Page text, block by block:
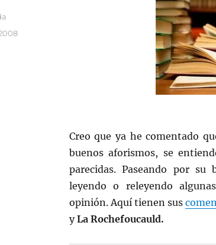
Creo que ya he comentado
buenos aforismos, se
parecidas. Paseando por
leyendo o releyendo
opinión. Aquí tienen sus
yLa Rochefoucauld.